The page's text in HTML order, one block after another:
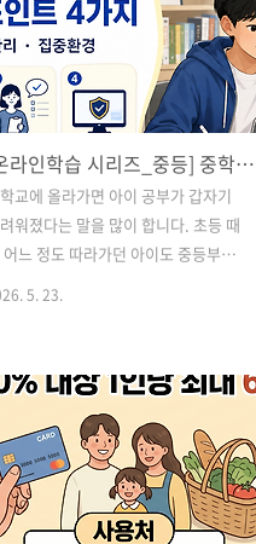
[온라인학습 시리즈_중등] 중학교 공부, 갑자기 어려워지는 이유와 온라인 학습 활용법
교에 올라가면 아이 공부가 갑자기
워졌다는 말을 많이 합니다. 초등 때
어느 정도 따라가던 아이도 중등부터
시간이 걸릴 수 있어 중등 시기에는
한 학습 습관과 관리가 중요합니다.
래서 중등 온라인 학습을 고를 때는 단
히 강의가 많은 곳보다, 아이가 실제로
갈 수 있는 구조인지 먼저 확인하는
이 좋습니다.중학교에 올라가면 아이
5. 23.